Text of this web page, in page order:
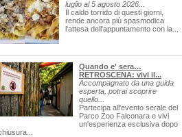
luglio al 5 agosto 2026...
Il caldo torrido di questi giorni,
rende ancora più spasmodica
l'attesa dell'appuntamento con la...
Quando e' sera…
RETROSCENA: vivi il...
Accompagnato da una guida
esperta, potrai scoprire
quello...
Partecipa all'evento serale del
Parco Zoo Falconara e vivi
un'esperienza esclusiva dopo